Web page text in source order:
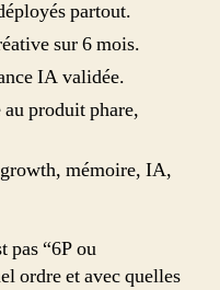
partout.
sur 6 mois.
IA validée.
produit phare,
mémoire, IA,
pas “6P ou
ordre et avec quelles